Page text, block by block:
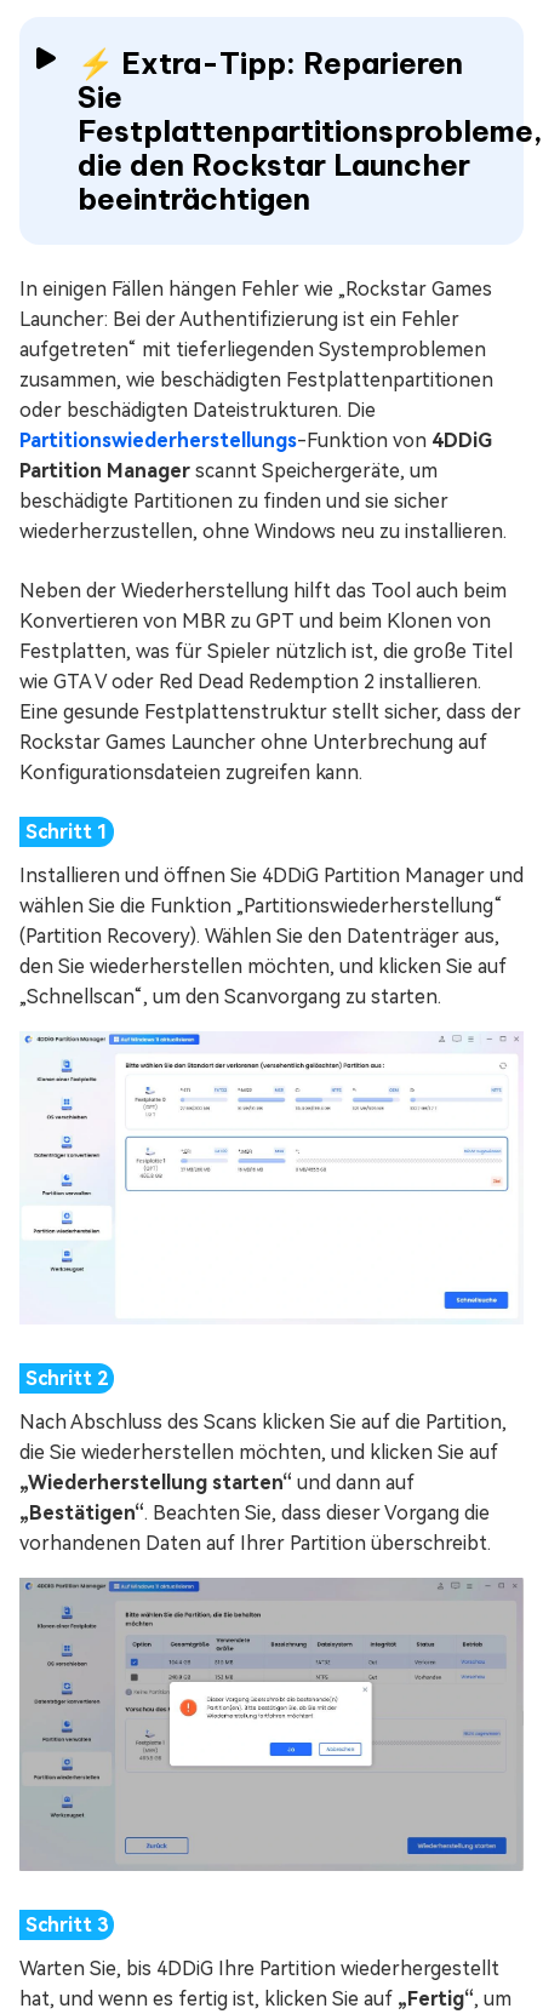
⚡ Extra-Tipp: Reparieren
Sie
Festplattenpartitionsprobleme,
die den Rockstar Launcher
beeinträchtigen
In einigen Fällen hängen Fehler wie „Rockstar Games
Launcher: Bei der Authentifizierung ist ein Fehler
aufgetreten“ mit tieferliegenden Systemproblemen
zusammen, wie beschädigten Festplattenpartitionen
oder beschädigten Dateistrukturen. Die
Partitionswiederherstellungs-Funktion von 4DDiG
Partition Manager scannt Speichergeräte, um
beschädigte Partitionen zu finden und sie sicher
wiederherzustellen, ohne Windows neu zu installieren.
Neben der Wiederherstellung hilft das Tool auch beim
Konvertieren von MBR zu GPT und beim Klonen von
Festplatten, was für Spieler nützlich ist, die große Titel
wie GTA V oder Red Dead Redemption 2 installieren.
Eine gesunde Festplattenstruktur stellt sicher, dass der
Rockstar Games Launcher ohne Unterbrechung auf
Konfigurationsdateien zugreifen kann.
Installieren und öffnen Sie 4DDiG Partition Manager und
wählen Sie die Funktion „Partitionswiederherstellung“
(Partition Recovery). Wählen Sie den Datenträger aus,
den Sie wiederherstellen möchten, und klicken Sie auf
„Schnellscan“, um den Scanvorgang zu starten.
Nach Abschluss des Scans klicken Sie auf die Partition,
die Sie wiederherstellen möchten, und klicken Sie auf
„Wiederherstellung starten“ und dann auf
„Bestätigen“. Beachten Sie, dass dieser Vorgang die
vorhandenen Daten auf Ihrer Partition überschreibt.
Warten Sie, bis 4DDiG Ihre Partition wiederhergestellt
hat, und wenn es fertig ist, klicken Sie auf „Fertig“, um